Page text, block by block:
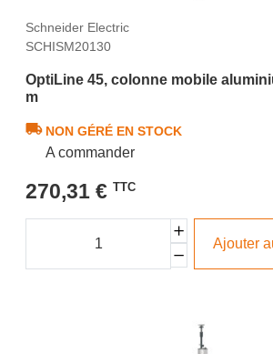
Schneider Electric
SCHISM20130
OptiLine 45, colonne mobile
m
NON GÉRÉ EN STOCK
A commander
270,31 € TTC
Ajouter